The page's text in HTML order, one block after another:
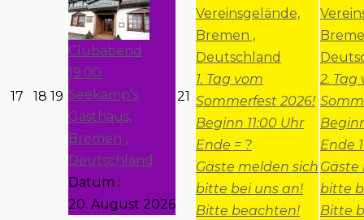
17 18 19
Clubabend
19:00
Seekamp's
Gasthaus,
Bremen ,
Deutschland
Datum :
20. August 2026
21
Vereinsgelände,
Bremen ,
Deutschland
1. Tag vom
Sommerfest 2026!
Beginn 11:00 Uhr
Ende = ?
Gäste melden sich
bitte bei uns an!
Bitte beachten!
2. Tag
Ende
Gäste
bitte
Bitte